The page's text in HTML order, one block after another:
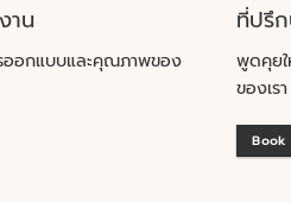
าน
ออกแบบและคุณภาพของ
ที่ปรึ
พูดคุยใ
ของเรา
Book